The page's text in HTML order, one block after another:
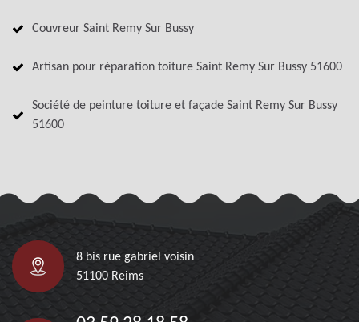
Couvreur Saint Remy Sur Bussy
Artisan pour réparation toiture Saint Remy Sur Bussy 51600
Société de peinture toiture et façade Saint Remy Sur Bussy
51600
8 bis rue gabriel voisin
51100 Reims